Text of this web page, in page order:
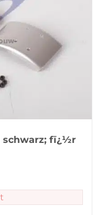
schwarz; fï¿½r